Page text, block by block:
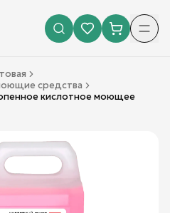
средства
кислотное моющее